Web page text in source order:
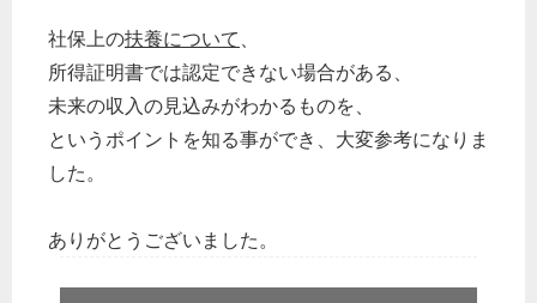
社保上の扶養について 、
所得証明書では認定できない場合がある、
未来の収入の見込みがわかるものを、
というポイントを知る事ができ、大変参考になりま
した。
ありがとうございました。